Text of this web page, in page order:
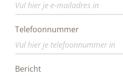
Telefoonnummer
Bericht